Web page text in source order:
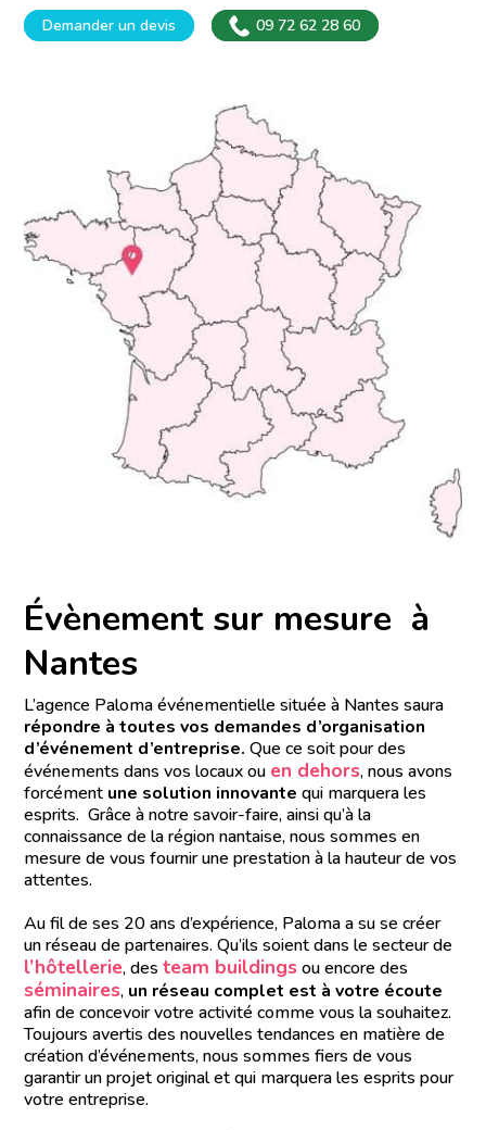
Demander un devis 09 72 62 28 60
Évènement sur mesure à
Nantes
L’agence Paloma événementielle située à Nantes saura
répondre à toutes vos demandes d’organisation
d’événement d’entreprise. Que ce soit pour des
événements dans vos locaux ou en dehors, nous avons
forcément une solution innovante qui marquera les
esprits. Grâce à notre savoir-faire, ainsi qu’à la
connaissance de la région nantaise, nous sommes en
mesure de vous fournir une prestation à la hauteur de vos
attentes.
Au fil de ses 20 ans d’expérience, Paloma a su se créer
un réseau de partenaires. Qu’ils soient dans le secteur de
l’hôtellerie, desteam buildingsou encore des
séminaires, un réseau complet est à votre écoute
afin de concevoir votre activité comme vous la souhaitez.
Toujours avertis des nouvelles tendances en matière de
création d’événements, nous sommes fiers de vous
garantir un projet original et qui marquera les esprits pour
votre entreprise.